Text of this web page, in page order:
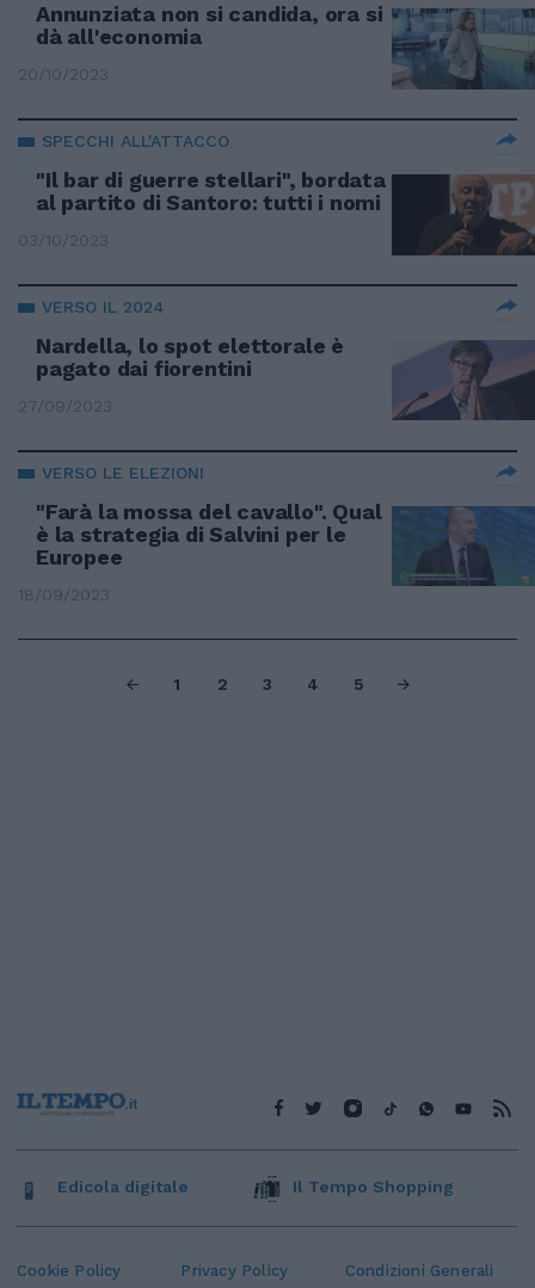
Annunziata non si candida, ora si
dà all'economia
20/10/2023
SPECCHI ALL'ATTACCO
"Il bar di guerre stellari", bordata
al partito di Santoro: tutti i nomi
03/10/2023
VERSO IL 2024
Nardella, lo spot elettorale è
pagato dai fiorentini
27/09/2023
VERSO LE ELEZIONI
"Farà la mossa del cavallo". Qual
è la strategia di Salvini per le
Europee
18/09/2023
1 2 3 4 5
Cookie Policy Privacy Policy Condizioni Generali
Edicola digitale Il Tempo Shopping